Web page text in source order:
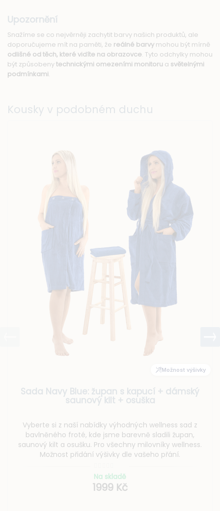
Upozornění
Snažíme se co nejvěrněji zachytit barvy našich produktů, ale
doporučujeme mít na paměti, že reálné barvy mohou být mírně
odlišné od těch, které vidíte na obrazovce. Tyto odchylky mohou
být způsobenytechnickými omezeními monitoru a světelnými
podmínkami.
Kousky v podobném duchu
s kapucí + dámský
výhodných wellness sad z
barevně sladili župan,
milovníky wellness.
dle vašeho přání.
Sada Dark Grey:
Vyberte si z naší
bavlněného froté,
saunový kilt a osušku.
Možnost přidání